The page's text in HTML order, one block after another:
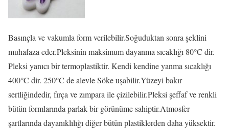
Basınçla ve vakumla form verilebilir.Soğuduktan sonra şeklini
muhafaza eder.Pleksinin maksimum dayanma sıcaklığı 80°C dir.
Pleksi yanıcı bir termoplastiktir. Kendi kendine yanma sıcaklığı
400°C dir. 250°C de alevle Söke uşabilir.Yüzeyi bakır
sertliğindedir, fırça ve zımpara ile çizilebilir.Pleksi şeffaf ve renkli
bütün formlarında parlak bir görünüme sahiptir.Atmosfer
şartlarında dayanıklılığı diğer bütün plastiklerden daha yüksektir.